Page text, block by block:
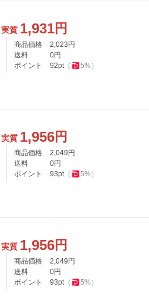
実質 1,931円
商品価格 2,023 円
送料
0円
ポイント
92pt（ 5%）
実質 1,956円
商品価格 2,049 円
送料
0円
ポイント
93pt（ 5%）
実質 1,956円
商品価格 2,049 円
送料
0円
ポイント
93pt（ 5%）